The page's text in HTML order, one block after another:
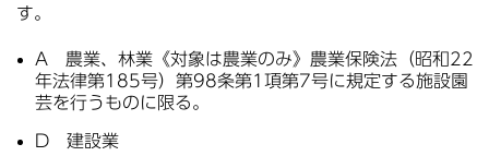
す。
A 農業、林業《対象は農業のみ》農業保険法（昭和22
年法律第185号）第98条第1項第7号に規定する施設園
芸を行うものに限る。
D 建設業